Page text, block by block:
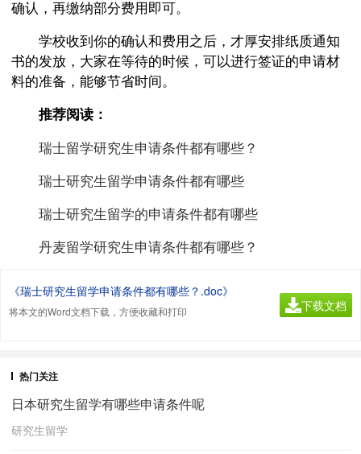
确认，再缴纳部分费用即可。
学校收到你的确认和费用之后，才厚安排纸质通知
书的发放，大家在等待的时候，可以进行签证的申请材
料的准备，能够节省时间。
推荐阅读：
瑞士留学研究生申请条件都有哪些？
瑞士研究生留学申请条件都有哪些
瑞士研究生留学的申请条件都有哪些
丹麦留学研究生申请条件都有哪些？
《瑞士研究生留学申请条件都有哪些？.doc》
将本文的Word文档下载，方便收藏和打印 下载文档
热门关注
日本研究生留学有哪些申请条件呢
研究生留学